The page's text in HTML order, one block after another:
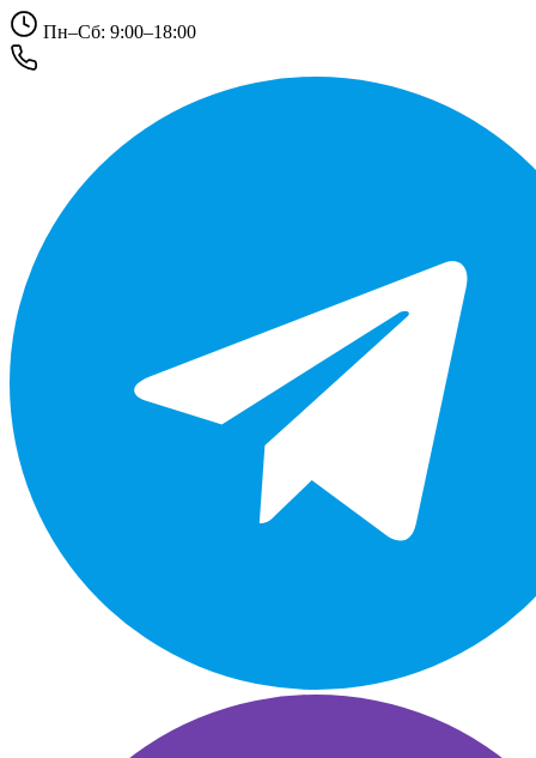
Пн–Сб: 9:00–18:00